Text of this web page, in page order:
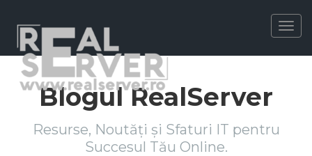
Blogul RealServer
Resurse, Noutăți și Sfaturi IT pentru
Succesul Tău Online.